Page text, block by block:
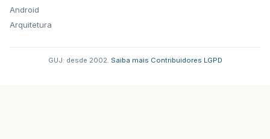
Android
Arquitetura
GUJ: desde 2002. Saiba mais Contribuidores LGPD